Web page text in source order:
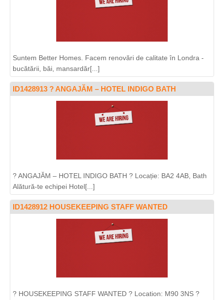
Suntem Better Homes. Facem renovări de calitate în Londra -
bucătării, băi, mansardăr[...]
ID1428913 ? ANGAJĂM – HOTEL INDIGO BATH
? ANGAJĂM – HOTEL INDIGO BATH ? Locație: BA2 4AB, Bath
Alătură-te echipei Hotel[...]
ID1428912 HOUSEKEEPING STAFF WANTED
? HOUSEKEEPING STAFF WANTED ? Location: M90 3NS ?